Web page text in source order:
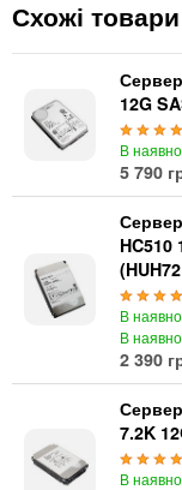
Схожі
12G
В
5 790
HC510
В
В
2 390
7.2K
В